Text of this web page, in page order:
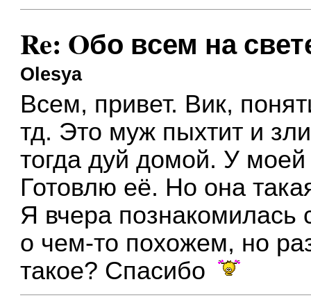
Re: Oбо всем на
Olesya
Всем, привет. Вик,
тд. Это муж пыхтит и
тогда дуй домой. У
Готовлю её. Но она
Я вчера познакомилась
о чем-то похожем, но
такое? Спасибо